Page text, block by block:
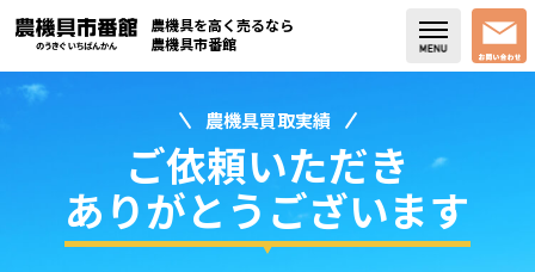
買取実績
コラム・スタッフブログ
農機具を高く売るなら
農機具市番館
農機具買取実績
ご依頼いただき
ありがとうございます